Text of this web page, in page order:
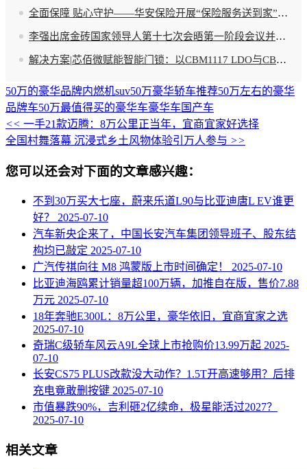
全面保障 贴心守护――华安保险开展“保险服务送到家”活动
李强出席金砖国家领导人第十七次会晤第一阶段会议并发表讲话
解决方案|芯佰微赋能智能门锁：以CBM1117 LDO与CBM1307 RTC芯片筑牢精准计时与稳定供电双基石
50万的豪华品牌内燃机suv50万豪华轿车推荐50万左右的豪华
品牌车50万最值得买的豪华车豪华车 国产车
<< 一手21款迈腾：8万公里正当年，宜商宜家好选择
全国村舞落幕 沉浸式乡土风物体验引万人参与 >>
您可以还会对下面的文章感兴趣：
不到30万买大七座，蔚来乐道L90与比亚迪唐L EV谁更
好？ 2025-07-10
汽车新央企来了，中国长安汽车集团领导班子、股东结
构均已敲定 2025-07-10
广汽传祺向往 M8 鸿蒙版上市时间确定！ 2025-07-10
比亚迪海鸥累计销量超100万辆，加推自在版，售价7.88
万元 2025-07-10
18年奔驰E300L：8万公里，豪华依旧，宜商宜家之选
2025-07-10
奇瑞C级轿车风云A9L全球上市抢购价13.99万起 2025-
07-10
长安CS75 PLUS改款没大动作？1.5T开高速够用？后排
充电竟敢删按键 2025-07-10
市值暴跌90%，吉利砸2亿续命，极星能活过2027？
2025-07-10
相关文章